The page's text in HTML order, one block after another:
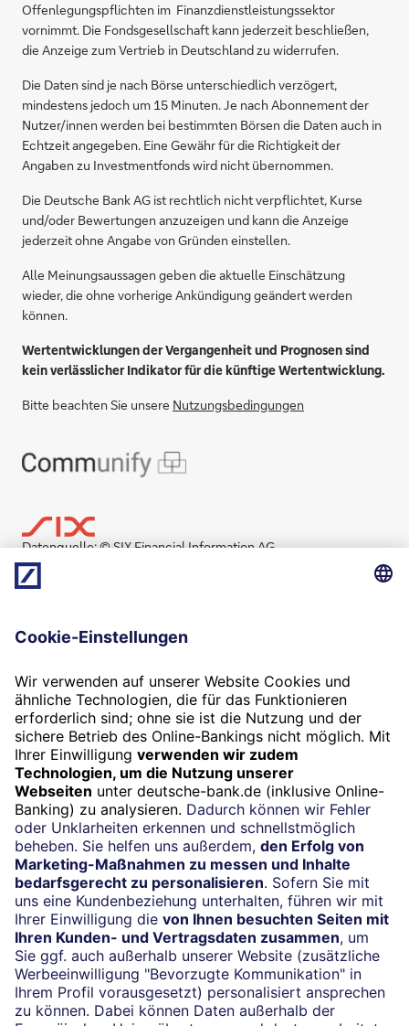
Offenlegungspflichten im Finanzdienstleistungssektor
vornimmt. Die Fondsgesellschaft kann jederzeit beschließen,
die Anzeige zum Vertrieb in Deutschland zu widerrufen.
Die Daten sind je nach Börse unterschiedlich verzögert,
mindestens jedoch um 15 Minuten. Je nach Abonnement der
Nutzer/innen werden bei bestimmten Börsen die Daten auch in
Echtzeit angegeben. Eine Gewähr für die Richtigkeit der
Angaben zu Investmentfonds wird nicht übernommen.
Die Deutsche Bank AG ist rechtlich nicht verpflichtet, Kurse
und/oder Bewertungen anzuzeigen und kann die Anzeige
jederzeit ohne Angabe von Gründen einstellen.
Alle Meinungsaussagen geben die aktuelle Einschätzung
wieder, die ohne vorherige Ankündigung geändert werden
können.
Wertentwicklungen der Vergangenheit und Prognosen sind
kein verlässlicher Indikator für die künftige Wertentwicklung.
Bitte beachten Sie unsere Nutzungsbedingungen
Datenquelle: © SIX Financial Information AG.
Copyright © SIX Financial Information und seine
ihre Verwendung durch Dritte ist untersagt. Communify und
weder Haftung noch Garantie. Vorliegender Inhalt und
Haftungsausschluss kann jederzeit ohne vorherige Ankündigung
geändert werden.
Datenquelle: FWW Fundservices GmbH.Alle Angaben ohne
Gewähr. Bitte beachten Sie den Haftungsausschluss
unter:https://www.fww.de/disclaimer
Weitere Eigentumsrechte an Inhalten